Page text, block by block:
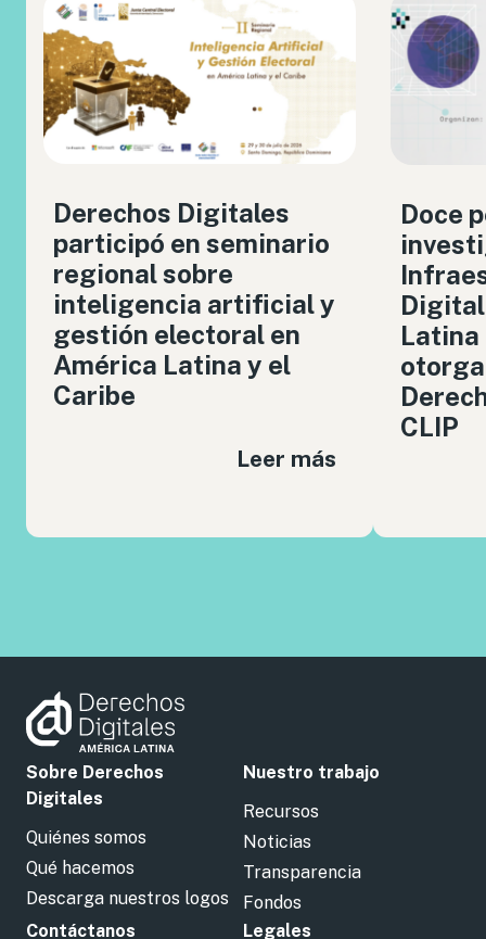
Derechos Digitales
participó en seminario
regional sobre
inteligencia artificial y
gestión electoral en
América Latina y el
Caribe
Leer más
Doce
Latina
CLIP
Sobre Derechos
Digitales
Quiénes somos
Qué hacemos
Descarga nuestros logos
Nuestro trabajo
Recursos
Noticias
Transparencia
Fondos
Contáctanos
Legales